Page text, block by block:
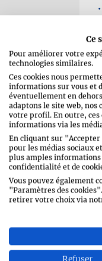
Ce
Pour améliorer votre
technologies similaires.
Ces cookies nous
informations sur vous et
éventuellement en
adaptons le site web,
votre profil. En outre, ces
informations via les
En cliquant sur
pour les médias sociaux
plus amples informations
confidentialité et de
Vous pouvez également
"Paramètres des
retirer votre choix via